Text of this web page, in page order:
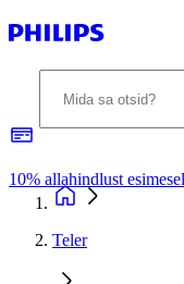
10% allahindlust
Teler